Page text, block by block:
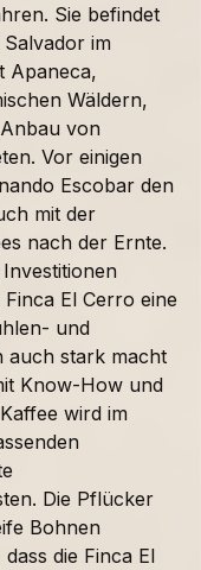
Sie befindet
im
Apaneca,
Wäldern,
von
Vor einigen
Escobar den
mit der
nach der Ernte.
El Cerro eine
und
auch stark macht
Know-How und
wird im
Die Pflücker
Bohnen
die Finca El